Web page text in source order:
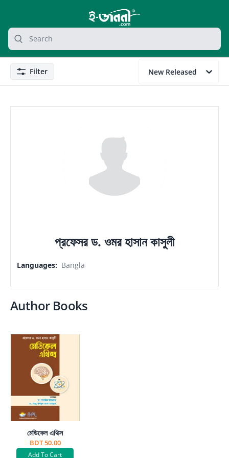
grocery search at header
Search
FilterFilter New Released
প্রফেসর ড. ওমর হাসান কাসুলী
Languages: Bangla
Author Books
মেডিকেল এথিক্স
BDT 50.00
Add To Cart